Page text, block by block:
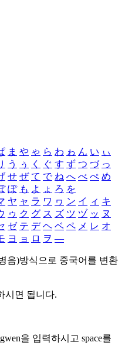
ま や ゃ ら わ ゎ ん い ぃ
う ぅ く ぐ す ず つ づ っ
せ ぜ て で ね へ べ ぺ め
ぽ も よ ょ ろ を
ヤ ャ ラ ワ ヮ ン イ ィ キ
ゥ ク グ ス ズ ツ ヅ ッ ヌ
ゼ テ デ ヘ ベ ペ メ レ オ
ヨ ョ ロ ヲ ―
음)방식으로 중국어를 변환
시면 됩니다.
을 입력하시고 space를